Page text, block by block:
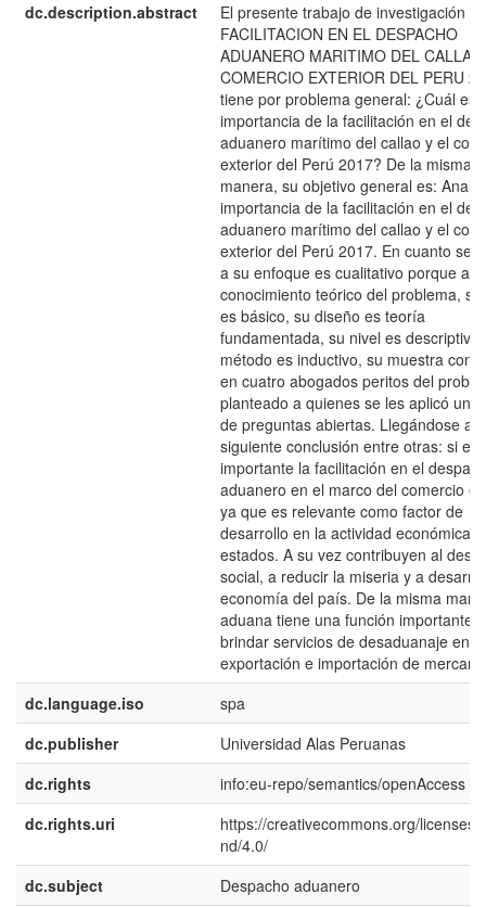
dc.description.abstract
El presente trabajo de investigación
FACILITACION EN EL DESPACHO
ADUANERO MARITIMO DEL
COMERCIO EXTERIOR DEL PERU
tiene por problema general: ¿Cuál es
importancia de la facilitación en el
aduanero marítimo del callao y el
exterior del Perú 2017? De la misma
manera, su objetivo general es:
importancia de la facilitación en el
aduanero marítimo del callao y el
exterior del Perú 2017. En cuanto se
a su enfoque es cualitativo porque
conocimiento teórico del problema, su
es básico, su diseño es teoría
fundamentada, su nivel es
método es inductivo, su muestra
en cuatro abogados peritos del
planteado a quienes se les aplicó una
de preguntas abiertas. Llegándose a
siguiente conclusión entre otras: si es
importante la facilitación en el
aduanero en el marco del comercio
ya que es relevante como factor de
desarrollo en la actividad económica
estados. A su vez contribuyen al
social, a reducir la miseria y a
economía del país. De la misma
aduana tiene una función importante
brindar servicios de desaduanaje en la
exportación e importación de
dc.language.iso
spa
dc.publisher
Universidad Alas Peruanas
dc.rights
info:eu-repo/semantics/openAccess
dc.rights.uri
https://creativecommons.org/licenses/
nd/4.0/
dc.subject
Despacho aduanero